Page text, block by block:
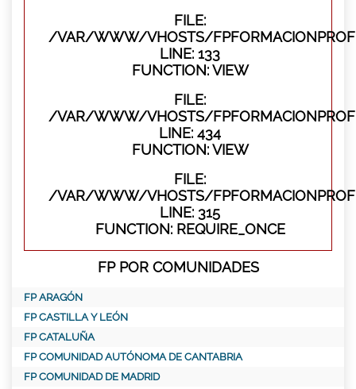
FILE:
/VAR/WWW/VHOSTS/
LINE: 133
FUNCTION: VIEW
FILE:
/VAR/WWW/VHOSTS/
LINE: 434
FUNCTION: VIEW
FILE:
/VAR/WWW/VHOSTS/
LINE: 315
FUNCTION: REQUIRE_ONCE
FP POR COMUNIDADES
FP ARAGÓN
FP CASTILLA Y LEÓN
FP CATALUÑA
FP COMUNIDAD AUTÓNOMA DE CANTABRIA
FP COMUNIDAD DE MADRID